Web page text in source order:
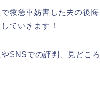
救急車妨害した夫の後悔
ていきます！
SNSでの評判、見どこ